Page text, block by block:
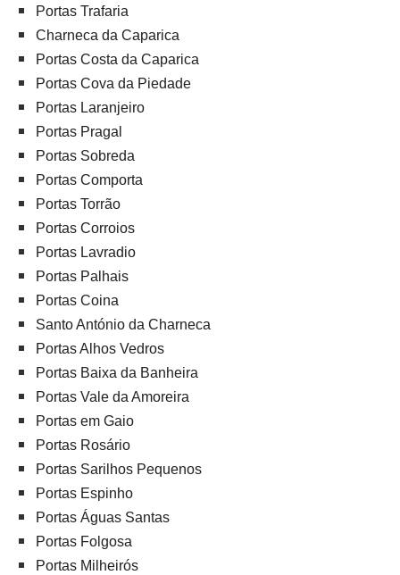
Portas Trafaria
Charneca da Caparica
Portas Costa da Caparica
Portas Cova da Piedade
Portas Laranjeiro
Portas Pragal
Portas Sobreda
Portas Comporta
Portas Torrão
Portas Corroios
Portas Lavradio
Portas Palhais
Portas Coina
Santo António da Charneca
Portas Alhos Vedros
Portas Baixa da Banheira
Portas Vale da Amoreira
Portas em Gaio
Portas Rosário
Portas Sarilhos Pequenos
Portas Espinho
Portas Águas Santas
Portas Folgosa
Portas Milheirós